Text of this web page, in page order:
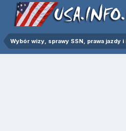
Wybór wizy, sprawy SSN, prawa jazdy